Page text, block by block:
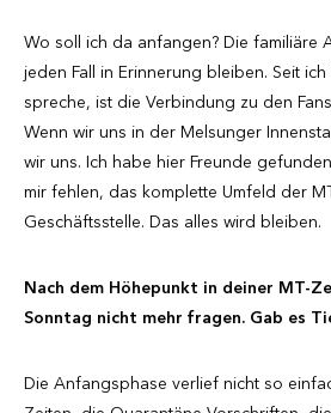
Wo soll ich da anfangen? Die familiäre
jeden Fall in Erinnerung bleiben. Seit
spreche, ist die Verbindung zu den
Wenn wir uns in der Melsunger
wir uns. Ich habe hier Freunde
mir fehlen, das komplette Umfeld der
Geschäftsstelle. Das alles wird bleiben.
Nach dem Höhepunkt in deiner MT-
Sonntag nicht mehr fragen. Gab es
Die Anfangsphase verlief nicht so